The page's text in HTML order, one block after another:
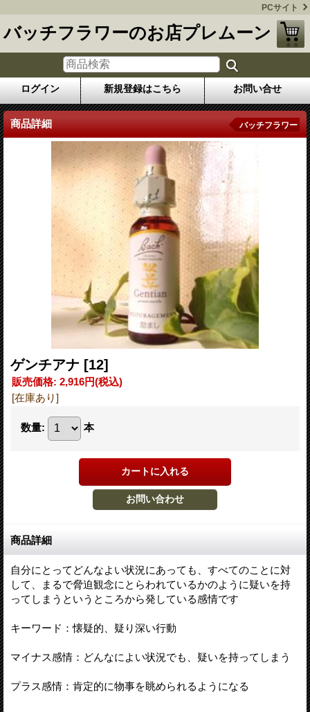
PCサイト
バッチフラワーのお店プレムーン
ログイン 新規登録はこちら お問い合せ
商品詳細 バッチフラワー
ゲンチアナ [12]
販売価格: 2,916円(税込)
[在庫あり]
数量: 本
商品詳細
自分にとってどんなよい状況にあっても、すべてのことに対
して、まるで脅迫観念にとらわれているかのように疑いを持
ってしまうというところから発している感情です
キーワード：懐疑的、疑り深い行動
マイナス感情：どんなによい状況でも、疑いを持ってしまう
プラス感情：肯定的に物事を眺められるようになる